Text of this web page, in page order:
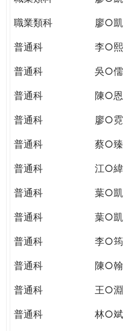
職業類科
廖○凱
普通科
李○熙
普通科
吳○儒
普通科
陳○恩
普通科
廖○霓
普通科
蔡○臻
普通科
江○緯
普通科
葉○凱
普通科
葉○凱
普通科
李○筠
普通科
陳○翰
普通科
王○淵
普通科
林○斌